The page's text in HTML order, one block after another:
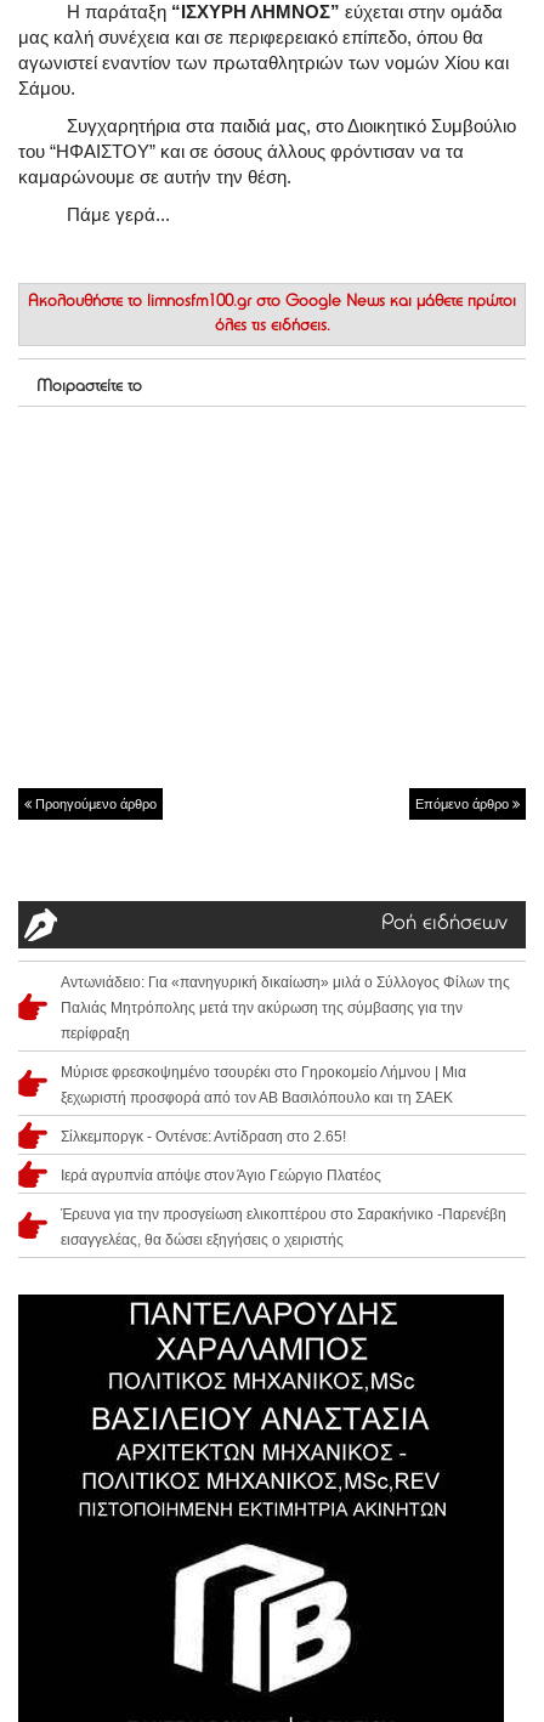
Η παράταξη “ΙΣΧΥΡΗ ΛΗΜΝΟΣ” εύχεται στην ομάδα
μας καλή συνέχεια και σε περιφερειακό επίπεδο, όπου θα
αγωνιστεί εναντίον των πρωταθλητριών των νομών Χίου και
Σάμου.
Συγχαρητήρια στα παιδιά μας, στο Διοικητικό Συμβούλιο
του “ΗΦΑΙΣΤΟΥ” και σε όσους άλλους φρόντισαν να τα
καμαρώνουμε σε αυτήν την θέση.
Πάμε γερά...
Ακολουθήστε το limnosfm100.gr στο Google News και μάθετε πρώτοι
όλες τις ειδήσεις.
Μοιραστείτε το
Προηγούμενο άρθρο Επόμενο άρθρο
Ροή ειδήσεων
Αντωνιάδειο: Για «πανηγυρική δικαίωση» μιλά ο Σύλλογος Φίλων της
Παλιάς Μητρόπολης μετά την ακύρωση της σύμβασης για την
περίφραξη
Μύρισε φρεσκοψημένο τσουρέκι στο Γηροκομείο Λήμνου | Μια
ξεχωριστή προσφορά από τον ΑΒ Βασιλόπουλο και τη ΣΑΕΚ
Σίλκεμποργκ - Οντένσε: Αντίδραση στο 2.65!
Ιερά αγρυπνία απόψε στον Άγιο Γεώργιο Πλατέος
Έρευνα για την προσγείωση ελικοπτέρου στο Σαρακήνικο -Παρενέβη
εισαγγελέας, θα δώσει εξηγήσεις ο χειριστής